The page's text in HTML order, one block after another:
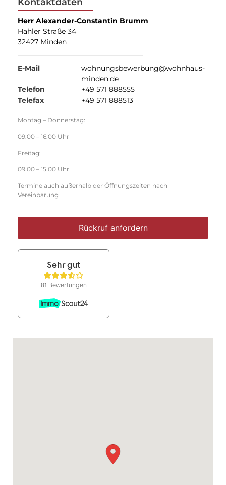
Herr Alexander-Constantin Brumm
Hahler Straße 34
32427 Minden
E-Mail
wohnungsbewerbung@wohnhaus-
minden.de
Telefon
+49 571 888555
Telefax
+49 571 888513
Montag – Donnerstag:
09.00 – 16:00 Uhr
Freitag:
09.00 – 15.00 Uhr
Termine auch außerhalb der Öffnungszeiten nach
Vereinbarung
Rückruf anfordern